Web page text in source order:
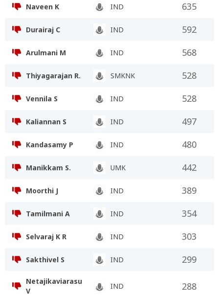
Naveen K IND 635
Durairaj C IND 592
Arulmani M IND 568
Thiyagarajan R. SMKNK 528
Vennila S IND 528
Kaliannan S IND 497
Kandasamy P IND 480
Manikkam S. UMK 442
Moorthi J IND 389
Tamilmani A IND 354
Selvaraj K R IND 303
Sakthivel S IND 299
Netajikaviarasu
V
IND 288